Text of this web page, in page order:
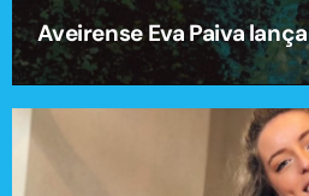
Aveirense Eva Paiva